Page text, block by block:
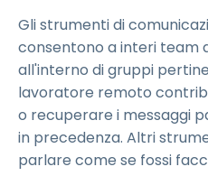
Gli strumenti di
consentono a interi team
all'interno di gruppi
lavoratore remoto
o recuperare i messaggi
in precedenza. Altri
parlare come se fossi